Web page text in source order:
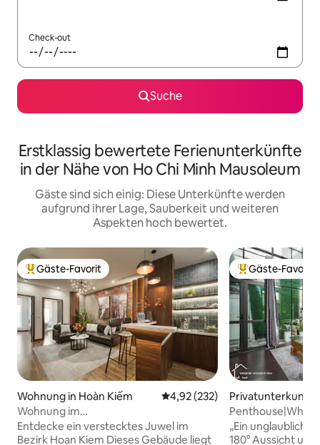
Check-out
Suche
Erstklassig bewertete Ferienunterkünfte
in der Nähe von Ho Chi Minh Mausoleum
Gäste sind sich einig: Diese Unterkünfte werden
aufgrund ihrer Lage, Sauberkeit und weiteren
Aspekten hoch bewertet.
Beliebter Gäste-Favorit.
Gäste-Favorit
Wohnung in Hoàn Kiếm Durchschnittliche Bewertung:
4,92 (232)
Wohnung im
Industriestil|Altstadt|Aufzug|QuiteIKit 5
Entdecke ein verstecktes Juwel im
Bezirk Hoan Kiem Dieses Gebäude liegt
Beliebter Gäste-
Gäste-Favorit
Privatunterkunft
ếm
„Ein
180° Aussicht